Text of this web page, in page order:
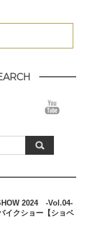
2024 -Vol.04-
イクショー【ショベ